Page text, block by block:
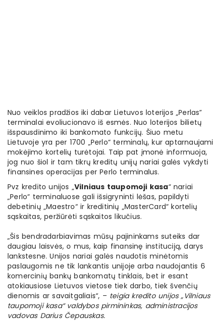
Nuo veiklos pradžios iki dabar Lietuvos loterijos „Perlas”
terminalai evoliucionavo iš esmės. Nuo loterijos bilietų
išspausdinimo iki bankomato funkcijų. Šiuo metu
Lietuvoje yra per 1700 „Perlo“ terminalų, kur aptarnaujami
mokėjimo kortelių turėtojai. Taip pat įmonė informuoja,
jog nuo šiol ir tam tikrų kreditų unijų nariai galės vykdyti
finansines operacijas per Perlo terminalus.
Pvz kredito unijos „Vilniaus taupomoji kasa“ nariai
„Perlo“ terminaluose gali išsigryninti lėšas, papildyti
debetinių „Maestro“ ir kreditinių „MasterCard“ kortelių
sąskaitas, peržiūrėti sąskaitos likučius.
„Šis bendradarbiavimas mūsų pajininkams suteiks dar
daugiau laisvės, o mus, kaip finansinę instituciją, darys
lankstesne. Unijos nariai galės naudotis minėtomis
paslaugomis ne tik lankantis unijoje arba naudojantis 6
komercinių bankų bankomatų tinklais, bet ir esant
atokiausiose Lietuvos vietose tiek darbo, tiek švenčių
dienomis ar savaitgaliais“, – teigia kredito unijos „Vilniaus
taupomoji kasa“ valdybos pirmininkas, administracijos
vadovas Darius Čepauskas.